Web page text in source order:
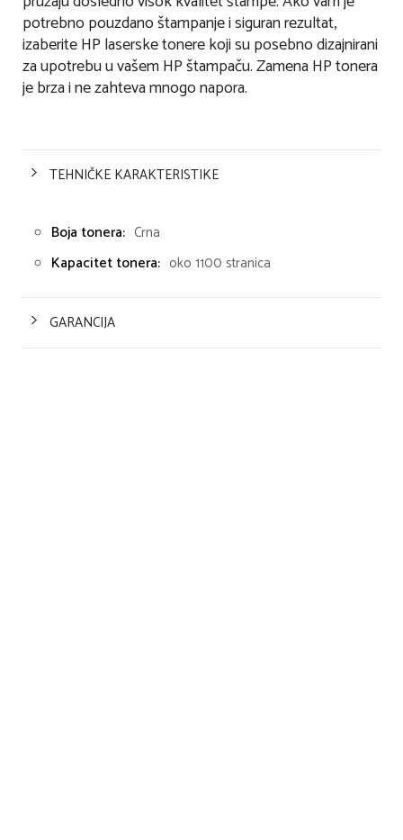
potrebno pouzdano štampanje i siguran rezultat,
izaberite HP laserske tonere koji su posebno dizajnirani
za upotrebu u vašem HP štampaču. Zamena HP tonera
je brza i ne zahteva mnogo napora.
TEHNIČKE KARAKTERISTIKE
Boja tonera: Crna
Kapacitet tonera: oko 1100 stranica
GARANCIJA